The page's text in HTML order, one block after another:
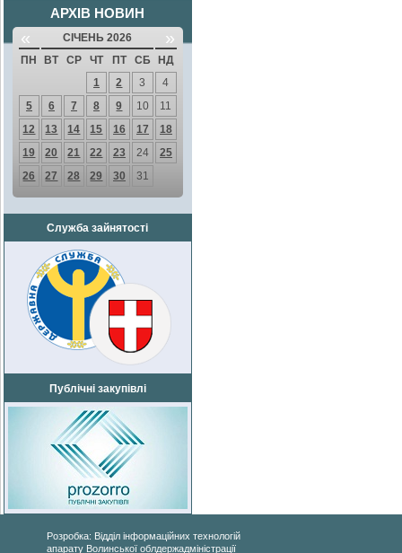
АРХІВ НОВИН
« СІЧЕНЬ 2026 »
ПН ВТ СР ЧТ ПТ СБ
НД
1
2 3
4
5
6 7 8 9 10
11
12
13 14 15 16 17
18
19
20 21 22 23 24
25
26
27 28 29 30 31
Служба зайнятості
Публічні закупівлі
Розробка: Відділ інформаційних технологій
апарату Волинської облдержадміністрації